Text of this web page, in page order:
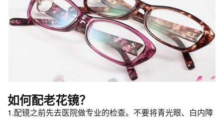
如何配老花镜？
1.配镜之前先去医院做专业的检查。不要将青光眼、白内障